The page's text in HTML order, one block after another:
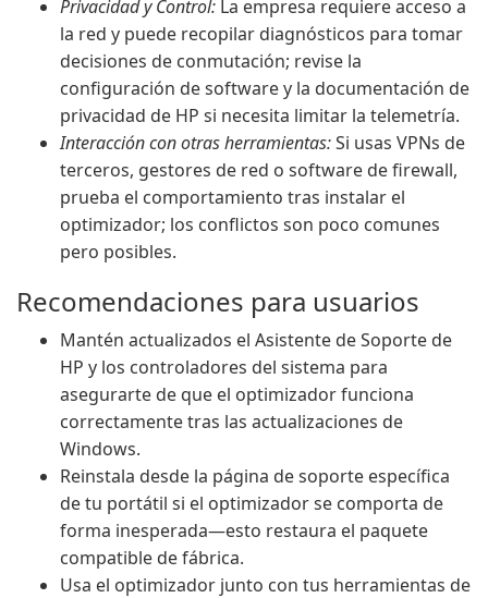
Privacidad y Control: La empresa requiere acceso a
la red y puede recopilar diagnósticos para tomar
decisiones de conmutación; revise la
configuración de software y la documentación de
privacidad de HP si necesita limitar la telemetría.
Interacción con otras herramientas:Si usas VPNs de
terceros, gestores de red o software de firewall,
prueba el comportamiento tras instalar el
optimizador; los conflictos son poco comunes
pero posibles.
Recomendaciones para usuarios
Mantén actualizados el Asistente de Soporte de
HP y los controladores del sistema para
asegurarte de que el optimizador funciona
correctamente tras las actualizaciones de
Windows.
Reinstala desde la página de soporte específica
de tu portátil si el optimizador se comporta de
forma inesperada—esto restaura el paquete
compatible de fábrica.
Usa el optimizador junto con tus herramientas de